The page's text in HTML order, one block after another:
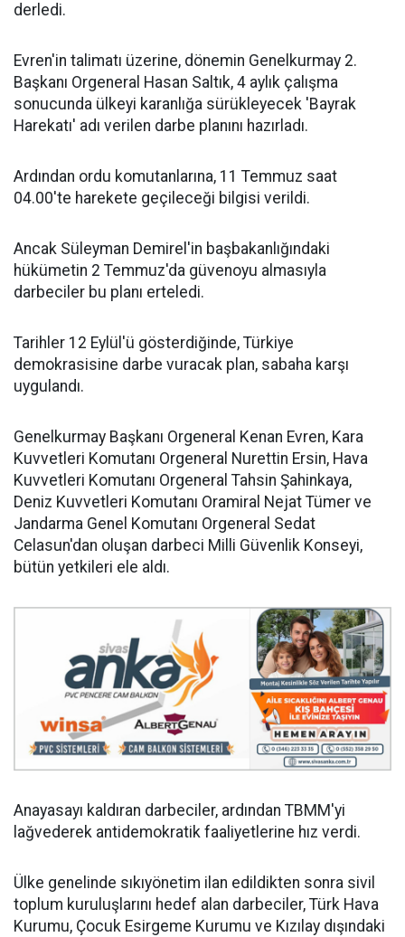
derledi.
Evren'in talimatı üzerine, dönemin Genelkurmay 2.
Başkanı Orgeneral Hasan Saltık, 4 aylık çalışma
sonucunda ülkeyi karanlığa sürükleyecek 'Bayrak
Harekatı' adı verilen darbe planını hazırladı.
Ardından ordu komutanlarına, 11 Temmuz saat
04.00'te harekete geçileceği bilgisi verildi.
Ancak Süleyman Demirel'in başbakanlığındaki
hükümetin 2 Temmuz'da güvenoyu almasıyla
darbeciler bu planı erteledi.
Tarihler 12 Eylül'ü gösterdiğinde, Türkiye
demokrasisine darbe vuracak plan, sabaha karşı
uygulandı.
Genelkurmay Başkanı Orgeneral Kenan Evren, Kara
Kuvvetleri Komutanı Orgeneral Nurettin Ersin, Hava
Kuvvetleri Komutanı Orgeneral Tahsin Şahinkaya,
Deniz Kuvvetleri Komutanı Oramiral Nejat Tümer ve
Jandarma Genel Komutanı Orgeneral Sedat
Celasun'dan oluşan darbeci Milli Güvenlik Konseyi,
bütün yetkileri ele aldı.
Anayasayı kaldıran darbeciler, ardından TBMM'yi
lağvederek antidemokratik faaliyetlerine hız verdi.
Ülke genelinde sıkıyönetim ilan edildikten sonra sivil
toplum kuruluşlarını hedef alan darbeciler, Türk Hava
Kurumu, Çocuk Esirgeme Kurumu ve Kızılay dışındaki